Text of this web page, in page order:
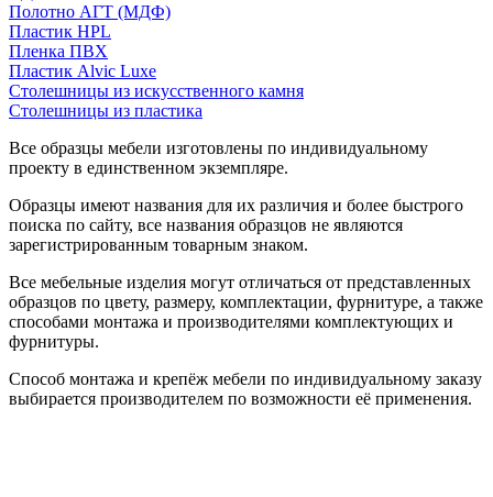
Полотно АГТ (МДФ)
Пластик HPL
Пленка ПВХ
Пластик Alvic Luxe
Столешницы из искусственного камня
Столешницы из пластика
Все образцы мебели изготовлены по индивидуальному
проекту в единственном экземпляре.
Образцы имеют названия для их различия и более быстрого
поиска по сайту, все названия образцов не являются
зарегистрированным товарным знаком.
Все мебельные изделия могут отличаться от представленных
образцов по цвету, размеру, комплектации, фурнитуре, а также
способами монтажа и производителями комплектующих и
фурнитуры.
Способ монтажа и крепёж мебели по индивидуальному заказу
выбирается производителем по возможности её применения.